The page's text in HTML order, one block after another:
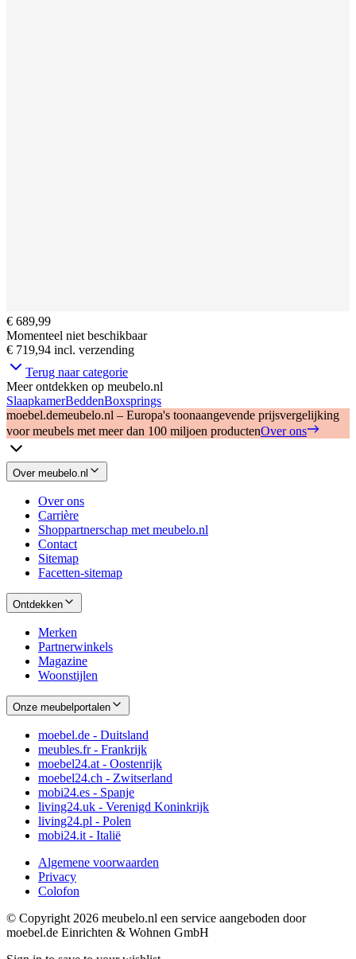
€ 689,99
Momenteel niet beschikbaar
€ 719,94 incl. verzending
Terug naar categorie
Meer ontdekken op meubelo.nl
SlaapkamerBeddenBoxsprings
moebel.demeubelo.nl – Europa's toonaangevende prijsvergelijking
voor meubels met meer dan 100 miljoen productenOver ons
Over meubelo.nl
Over ons
Carrière
Shoppartnerschap met meubelo.nl
Contact
Sitemap
Facetten-sitemap
Ontdekken
Merken
Partnerwinkels
Magazine
Woonstijlen
Onze meubelportalen
moebel.de - Duitsland
meubles.fr - Frankrijk
moebel24.at - Oostenrijk
moebel24.ch - Zwitserland
mobi24.es - Spanje
living24.uk - Verenigd Koninkrijk
living24.pl - Polen
mobi24.it - Italië
Algemene voorwaarden
Privacy
Colofon
© Copyright 2026 meubelo.nl een service aangeboden door
moebel.de Einrichten & Wohnen GmbH